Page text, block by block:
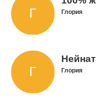
Глория
Глория